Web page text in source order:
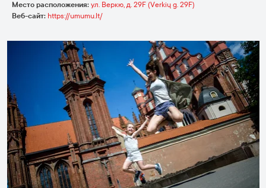
Место расположения: ул. Веркю, д. 29F (Verkių g. 29F)
Веб-сайт: https://umumu.lt/